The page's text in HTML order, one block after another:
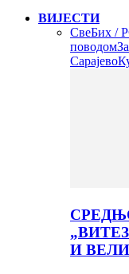
ВИЈЕСТИ
СвеБих /
поводом
Сарајево
И